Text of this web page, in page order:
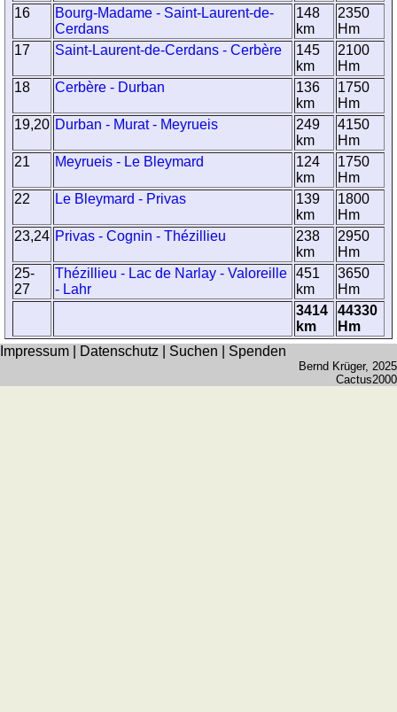
16
Bourg-Madame - Saint-Laurent-de-
Cerdans
148
km
2350
Hm
17
Saint-Laurent-de-Cerdans - Cerbère
145
km
2100
Hm
18
Cerbère - Durban
136
km
1750
Hm
19,20 Durban - Murat - Meyrueis
249
km
4150
Hm
21
Meyrueis - Le Bleymard
124
km
1750
Hm
22
Le Bleymard - Privas
139
km
1800
Hm
23,24 Privas - Cognin - Thézillieu
238
km
2950
Hm
25-
27
Thézillieu - Lac de Narlay - Valoreille
- Lahr
451
km
3650
Hm
3414
km
44330
Hm
Impressum
Datenschutz Suchen Spenden
Bernd Krüger, 2025
Cactus2000